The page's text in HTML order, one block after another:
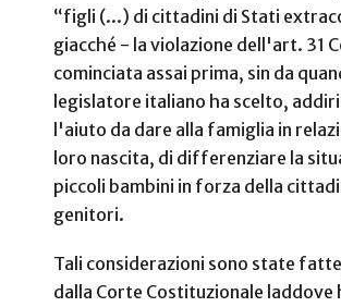
“figli (...) di cittadini di Stati
giacché - la violazione dell'art. 31
cominciata assai prima, sin da
legislatore italiano ha scelto,
l'aiuto da dare alla famiglia in
loro nascita, di differenziare la
piccoli bambini in forza della
genitori.
Tali considerazioni sono state
dalla Corte Costituzionale laddove